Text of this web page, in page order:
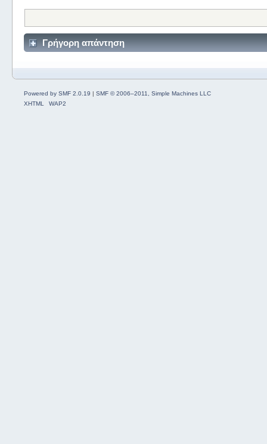
Γρήγορη απάντηση
Powered by SMF 2.0.19 | SMF © 2006–2011, Simple Machines LLC
XHTML
WAP2